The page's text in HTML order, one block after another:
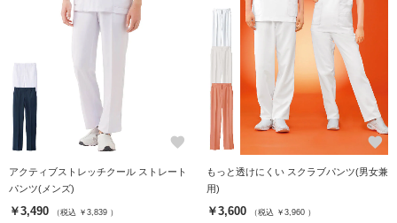
favorite
アクティブストレッチクール ストレート
パンツ(メンズ)
￥3,490 （税込 ￥3,839 ）
favorite
もっと透けにくい スクラブパンツ(男女兼
用)
￥3,600 （税込 ￥3,960 ）